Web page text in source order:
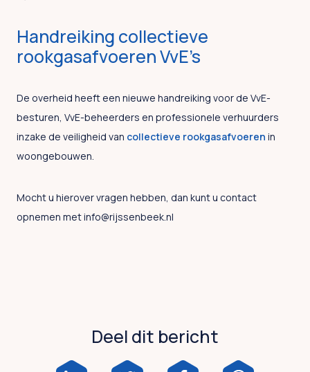
Handreiking collectieve
rookgasafvoeren VvE’s
De overheid heeft een nieuwe handreiking voor de VvE-
besturen, VvE-beheerders en professionele verhuurders
inzake de veiligheid van collectieve rookgasafvoeren in
woongebouwen.
Mocht u hierover vragen hebben, dan kunt u contact
opnemen met info@rijssenbeek.nl
Deel dit bericht